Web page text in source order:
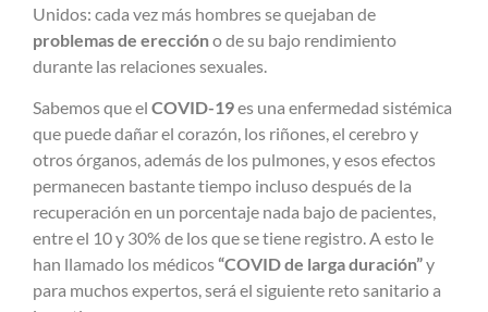
Unidos: cada vez más hombres se quejaban de
problemas de ereccióno de su bajo rendimiento
durante las relaciones sexuales.
Sabemos que el COVID-19es una enfermedad sistémica
que puede dañar el corazón, los riñones, el cerebro y
otros órganos, además de los pulmones, y esos efectos
permanecen bastante tiempo incluso después de la
recuperación en un porcentaje nada bajo de pacientes,
entre el 10 y 30% de los que se tiene registro. A esto le
han llamado los médicos“COVID de larga duración”y
para muchos expertos, será el siguiente reto sanitario a